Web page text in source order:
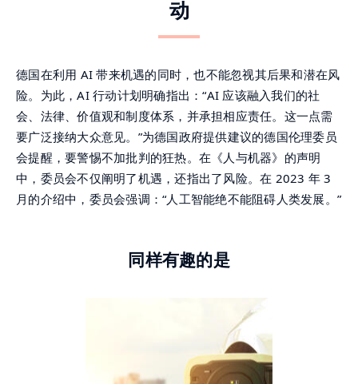
动
德国在利用 AI 带来机遇的同时，也不能忽视其后果和潜在风
险。为此，AI 行动计划明确指出：“AI 应该融入我们的社
会、法律、价值观和制度体系，并承担相应责任。这一点需
要广泛接纳大众意见。”为德国政府提供建议的德国伦理委员
会提醒，要警惕不加批判的狂热。在 《人与机器》的声明
中，委员会不仅阐明了机遇，还指出了风险。在 2023 年 3
月的介绍中，委员会强调：“人工智能绝不能阻碍人类发展。”
同样有趣的是